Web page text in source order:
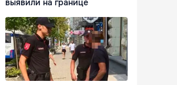
выявили на границе